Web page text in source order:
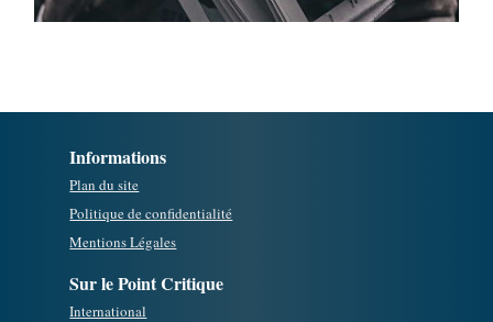
Informations
Plan du site
Politique de confidentialité
Mentions Légales
Sur le Point Critique
International